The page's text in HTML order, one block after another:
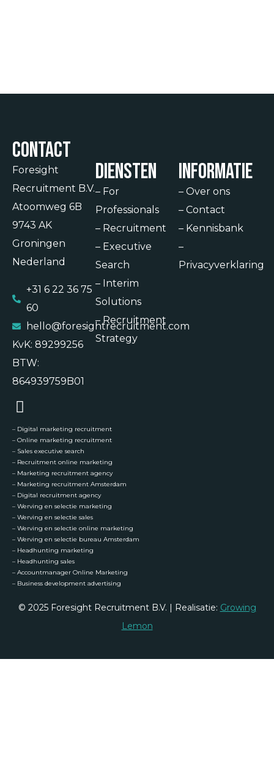
Contact
Foresight
Recruitment B.V.
Atoomweg 6B
9743 AK
Groningen
Nederland
+31 6 22 36 75
60
hello@foresightrecruitment.com
KvK: 89299256
BTW:
864939759B01
Diensten
– For
Professionals
– Recruitment
– Executive
Search
– Interim
Solutions
–Recruitment
Strategy
Informatie
– Over ons
– Contact
– Kennisbank
–
Privacyverklaring
– Digital marketing recruitment
– Online marketing recruitment
– Sales executive search
– Recruitment online marketing
– Marketing recruitment agency
– Marketing recruitment Amsterdam
– Digital recruitment agency
– Werving en selectie marketing
– Werving en selectie sales
– Werving en selectie online marketing
– Werving en selectie bureau Amsterdam
– Headhunting marketing
– Headhunting sales
– Accountmanager Online Marketing
– Business development advertising
© 2025 Foresight Recruitment B.V. | Realisatie: Growing
Lemon